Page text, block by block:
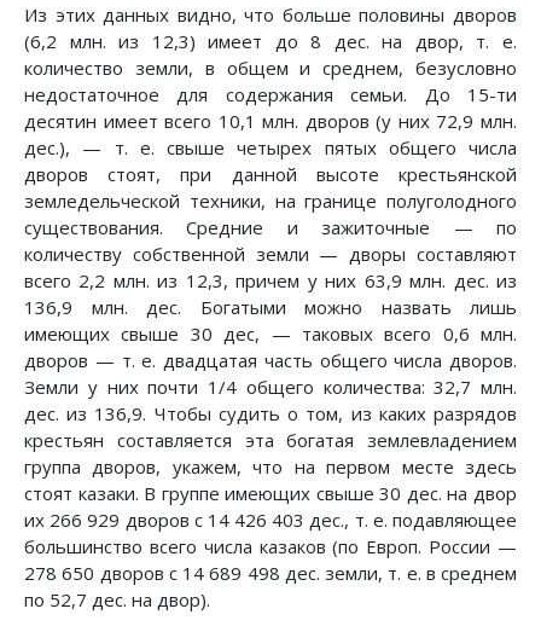
Из этих данных видно, что больше половины дворов
(6,2 млн. из 12,3) имеет до 8 дес. на двор, т. е.
количество земли, в общем и среднем, безусловно
недостаточное для содержания семьи. До 15-ти
десятин имеет всего 10,1 млн. дворов (у них 72,9 млн.
дес.), — т. е. свыше четырех пятых общего числа
дворов стоят, при данной высоте крестьянской
земледельческой техники, на границе полуголодного
существования. Средние и зажиточные — по
количеству собственной земли — дворы составляют
всего 2,2 млн. из 12,3, причем у них 63,9 млн. дес. из
136,9 млн. дес. Богатыми можно назвать лишь
имеющих свыше 30 дес, — таковых всего 0,6 млн.
дворов — т. е. двадцатая часть общего числа дворов.
Земли у них почти 1/4 общего количества: 32,7 млн.
дес. из 136,9. Чтобы судить о том, из каких разрядов
крестьян составляется эта богатая землевладением
группа дворов, укажем, что на первом месте здесь
стоят казаки. В группе имеющих свыше 30 дес. на двор
их 266 929 дворов с 14 426 403 дес., т. е. подавляющее
большинство всего числа казаков (по Европ. России —
278 650 дворов с 14 689 498 дес. земли, т. е. в среднем
по 52,7 дес. на двор).